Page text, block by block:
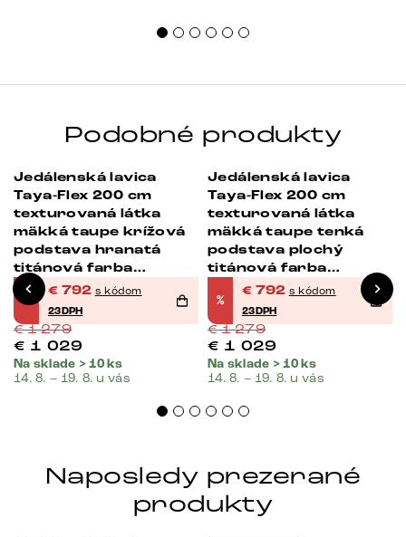
Podobné produkty
Jedálenská lavica
Taya-Flex 200 cm
texturovaná látka
mäkká taupe krížová
podstava hranatá
titánová farba
vrecková pružina
%
€ 792 s kódom
23DPH
€1 279
€ 1 029
Na sklade > 10 ks
14. 8. – 19. 8. u vás
Jedálenská lavica
Taya-Flex 200 cm
texturovaná látka
mäkká taupe tenká
podstava plochý
titánová farba
vrecková pružina
%
€ 792 s kódom
23DPH
€1 279
€ 1 029
Na sklade > 10 ks
14. 8. – 19. 8. u vás
Naposledy prezerané
produkty